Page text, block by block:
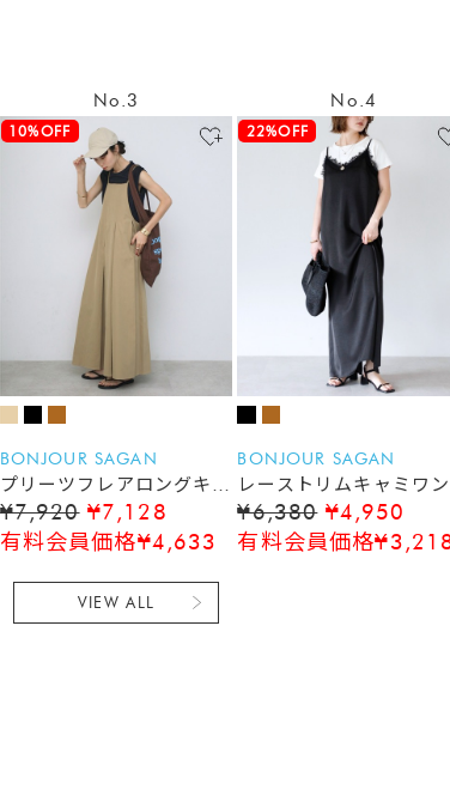
No.3
10%OFF
BONJOUR SAGAN
プリーツフレアロングキャ
ミワンピース
¥7,920 ¥7,128
有料会員価格¥4,633
No.4
22%OFF
BONJOUR SAGAN
レーストリムキャミワン
ース
¥6,380 ¥4,950
有料会員価格
VIEW ALL